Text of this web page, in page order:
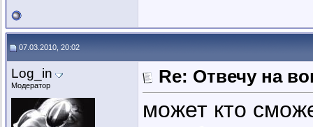
07.03.2010, 20:02
Log_in
Модератор Re: Отвечу на
может кто